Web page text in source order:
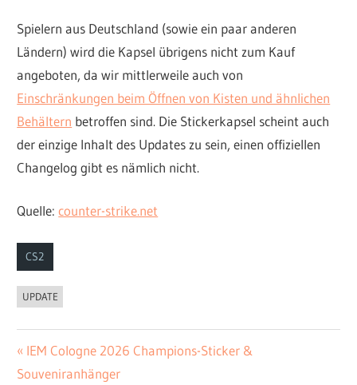
Spielern aus Deutschland (sowie ein paar anderen
Ländern) wird die Kapsel übrigens nicht zum Kauf
angeboten, da wir mittlerweile auch von
Einschränkungen beim Öffnen von Kisten und ähnlichen
Behältern betroffen sind. Die Stickerkapsel scheint auch
der einzige Inhalt des Updates zu sein, einen offiziellen
Changelog gibt es nämlich nicht.
Quelle:counter-strike.net
CS2
UPDATE
Beitrags-
Vorheriger
Beitrag:
IEM Cologne 2026 Champions-Sticker &
Souveniranhänger